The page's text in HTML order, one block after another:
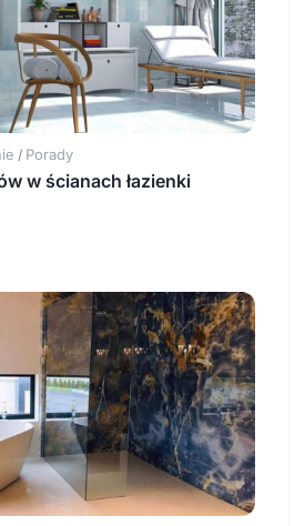
/ Porady
w ścianach łazienki